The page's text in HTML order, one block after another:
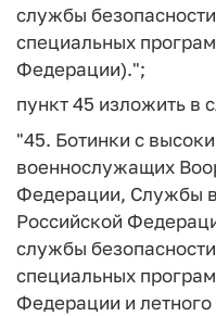
службы
специальных
Федерации).";
пункт 45 изложить в
"45. Ботинки с
военнослужащих
Федерации, Службы
Российской
службы
специальных
Федерации и